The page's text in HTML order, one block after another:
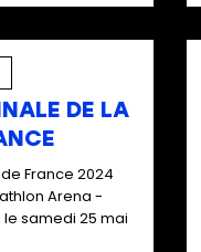
DE LA
France 2024
Arena -
samedi 25 mai